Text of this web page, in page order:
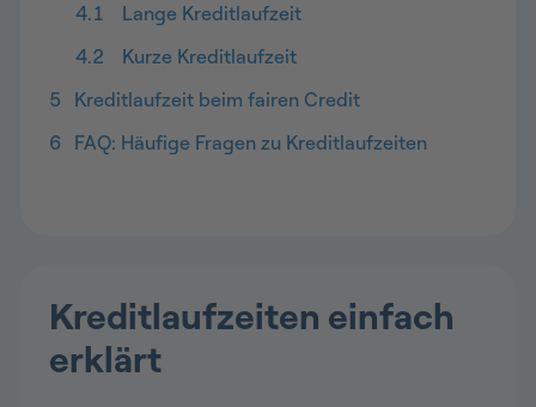
4.1
Lange Kreditlaufzeit
4.2
Kurze Kreditlaufzeit
5
Kreditlaufzeit beim fairen Credit
6
FAQ: Häufige Fragen zu Kreditlaufzeiten
Kreditlaufzeiten einfach
erklärt